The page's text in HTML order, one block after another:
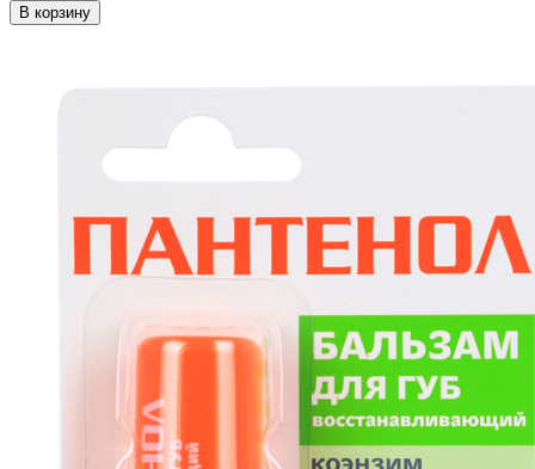
В корзину